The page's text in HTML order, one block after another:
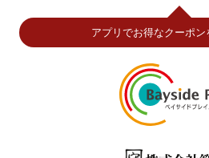
アプリでお得なクーポン